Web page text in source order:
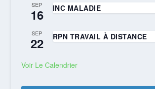
SEP
16 INC MALADIE
SEP
22 RPN TRAVAIL À DISTANCE
Voir Le Calendrier